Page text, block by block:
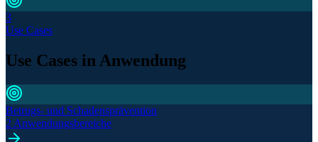
3
Use Cases
Use Cases in Anwendung
Betrugs- und Schadensprävention
2 Anwendungsbereiche